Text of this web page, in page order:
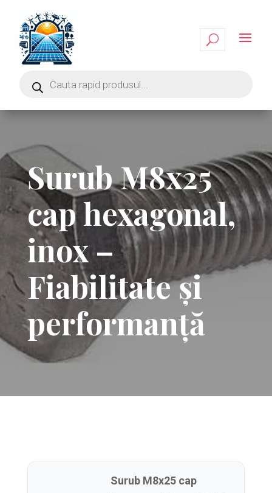
Surub M8x25
cap hexagonal,
inox –
Fiabilitate și
performanță
Surub M8x25 cap